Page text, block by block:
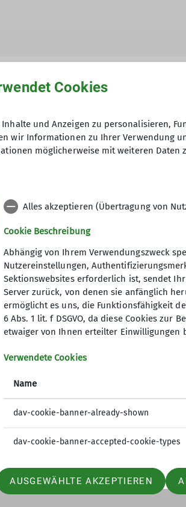
die Kenntnisnahme der
einverstanden, dass meine in
Pflichtfelder
Sektion
Mitglied werden
Sandkästle
Cookies
und Anzeigen zu personalisieren,
wir Informationen zu Ihrer Verwendung
möglicherweise mit weiteren
Alles akzeptieren (Übertragung von
Cookie Beschreibung
Abhängig von Ihrem Verwendungszweck
Nutzereinstellungen,
Sektionswebsites erforderlich ist, sendet
Server zurück, von denen sie anfänglich
ermöglicht es uns, die Funktionsfähigkeit
6 Abs. 1 lit. f DSGVO, da diese Cookies zur
etwaiger von Ihnen erteilter Einwilligungen
Verwendete Cookies
Name
dav-cookie-banner-already-shown
dav-cookie-banner-accepted-cookie-types
AUSGEWÄHLTE AKZEPTIEREN